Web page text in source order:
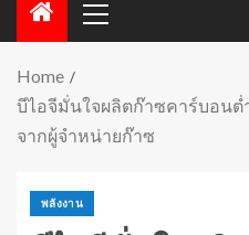
Home
บีไอจีมั่นใจผลิตก๊าซคาร์บอนต่
จากผู้จำหน่ายก๊าซ
พลังงาน